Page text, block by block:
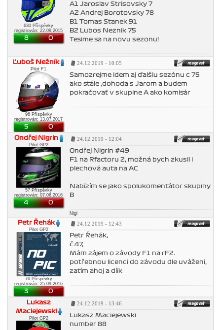
630 Příspěvky
registrován: 22.09.2015
8 0
A1 Jaroslav Strisovsky 7
A2 Andrej Borotovsky 78
B1 Tomas Stanek 91
B2 Lubos Neznik 75
Tesime sa na novu sezonu!
Ľuboš Nežník
Pilot F1
96 Příspěvky
registrován: 13.07.2017
5 0
24.12.2019 - 10:05
Samozrejme idem aj ďalšiu sezónu c 75
ako stále ,dohoda s Jarom a budem
pokračovať v skupine A ako komisár
Ondřej Nigrin
Pilot GP2
57 Příspěvky
registrován: 07.06.2016
4 0
24.12.2019 - 12:04
Ondřej Nigrin #49
F1 na Rfactoru 2, možná bych zkusil i
plechová auta na AC
Nabízím se jako spolukomentátor skupiny
B
Nigi
Petr Řehák
Pilot GP2
76 Příspěvky
registrován: 25.09.2016
3 0
24.12.2019 - 12:43
Petr Řehák,
č.47,
Mám zájem o závody F1 na rF2.
potřebnou licenci do závodu dle uvážení,
zatím ahoj a díík
Lukasz
Maciejewski
Pilot GP2
24.12.2019 - 13:46
Lukasz Maciejewski
number 88